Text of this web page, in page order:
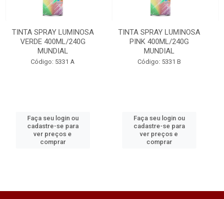
TINTA SPRAY LUMINOSA
VERDE 400ML/240G
MUNDIAL
Código: 5331 A
Faça seu login ou
cadastre-se para
ver preços e
comprar
TINTA SPRAY LUMINOSA
PINK 400ML/240G
MUNDIAL
Código: 5331 B
Faça seu login ou
cadastre-se para
ver preços e
comprar